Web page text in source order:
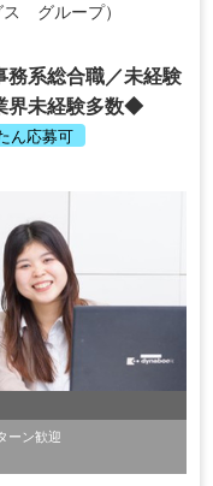
ス グループ）
務系総合職／未経験
界未経験多数◆
ん応募可
ーン歓迎